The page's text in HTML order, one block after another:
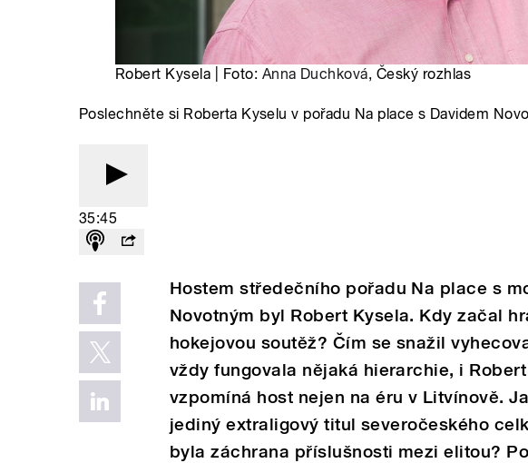
Robert Kysela | Foto: Anna Duchková, Český rozhlas
Poslechněte si Roberta Kyselu v pořadu Na place s Davidem
35:45
Hostem středečního pořadu Na place s
Novotným byl Robert Kysela. Kdy začal
hokejovou soutěž? Čím se snažil
vždy fungovala nějaká hierarchie, i
vzpomíná host nejen na éru v Litvínově.
jediný extraligový titul severočeského
byla záchrana příslušnosti mezi elitou?